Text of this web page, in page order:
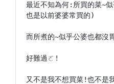
最近不知為何:所買的菜~
也是以前婆婆常買的)
而所煮的~似乎公婆也都沒
好難過ㄛ!
又不是我不想買菜!也